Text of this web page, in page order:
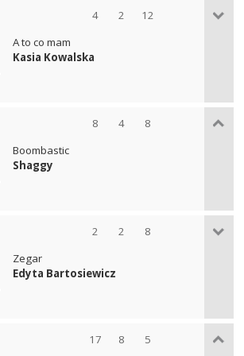
4 2 12
A to co mam
Kasia Kowalska
8 4 8
Boombastic
Shaggy
2 2 8
Zegar
Edyta Bartosiewicz
17 8 5